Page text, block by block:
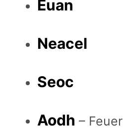
Euan
Neacel
Seoc
Aodh – Feuer